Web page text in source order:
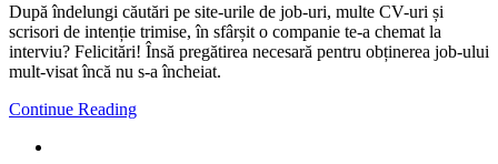
După îndelungi căutări pe site-urile de job-uri, multe CV-uri și
scrisori de intenție trimise, în sfârșit o companie te-a chemat la
interviu? Felicitări! Însă pregătirea necesară pentru obținerea job-ului
mult-visat încă nu s-a încheiat.
Continue Reading